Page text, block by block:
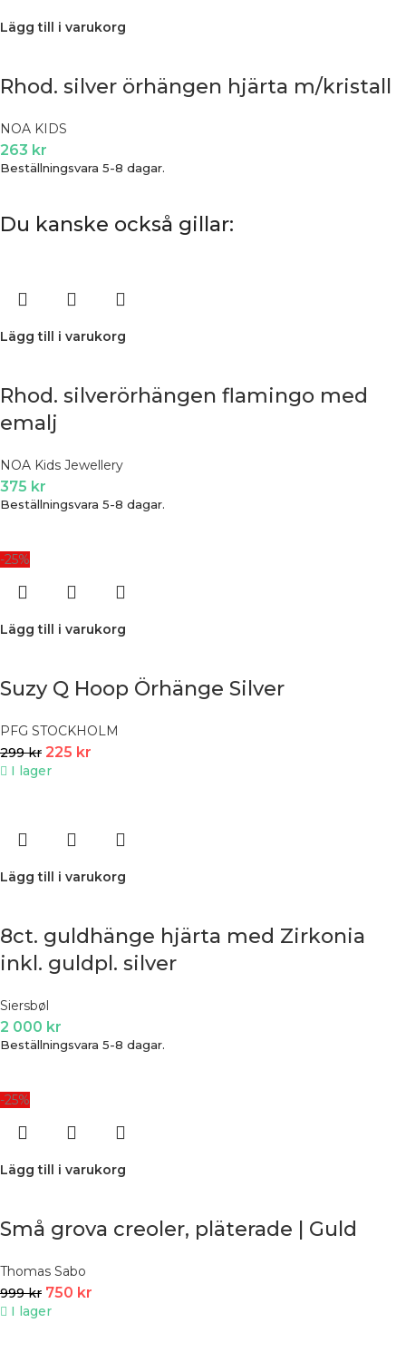
Lägg till i varukorg
Rhod. silver örhängen hjärta m/kristall
NOA KIDS
263 kr
Beställningsvara 5-8 dagar.
Du kanske också gillar:
Lägg till i varukorg
Rhod. silverörhängen flamingo med
emalj
NOA Kids Jewellery
375 kr
Beställningsvara 5-8 dagar.
-25%
Lägg till i varukorg
Suzy Q Hoop Örhänge Silver
PFG STOCKHOLM
299kr 225 kr
I lager
Lägg till i varukorg
8ct. guldhänge hjärta med Zirkonia
inkl. guldpl. silver
Siersbøl
2 000 kr
Beställningsvara 5-8 dagar.
-25%
Lägg till i varukorg
Små grova creoler, pläterade | Guld
Thomas Sabo
999kr 750 kr
I lager